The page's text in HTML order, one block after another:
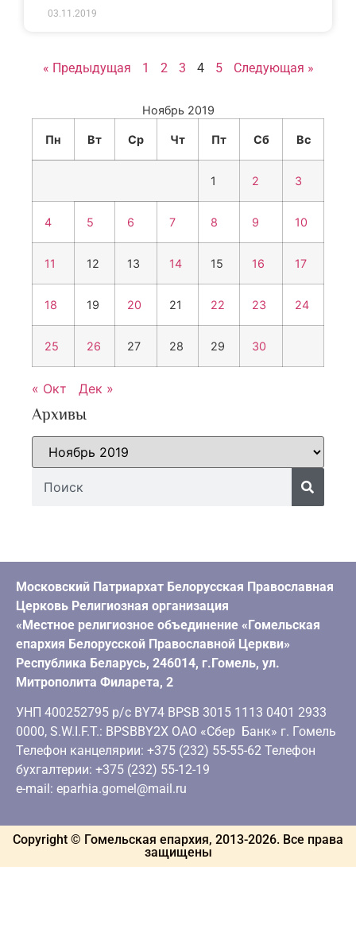
03.11.2019
« Предыдущая 1 2 3 4 5 Следующая »
Ноябрь 2019
Пн Вт Ср Чт Пт Сб Вс
1 2 3
4 5 6 7 8 9 10
11 12 13 14 15 16 17
18 19 20 21 22 23 24
25 26 27 28 29 30
« Окт Дек »
Архивы
Московский Патриархат Белорусская Православная
Церковь Религиозная организация
«Местное религиозное объединение «Гомельская
епархия Белорусской Православной Церкви»
Республика Беларусь, 246014, г.Гомель, ул.
Митрополита Филарета, 2
УНП 400252795 р/с BY74 BPSB 3015 1113 0401 2933
0000, S.W.I.F.T.: BPSBBY2X ОАО «Сбер Банк» г. Гомель
Телефон канцелярии: +375 (232) 55-55-62 Телефон
бухгалтерии: +375 (232) 55-12-19
e-mail: eparhia.gomel@mail.ru
Copyright © Гомельская епархия, 2013-2026. Все права
защищены